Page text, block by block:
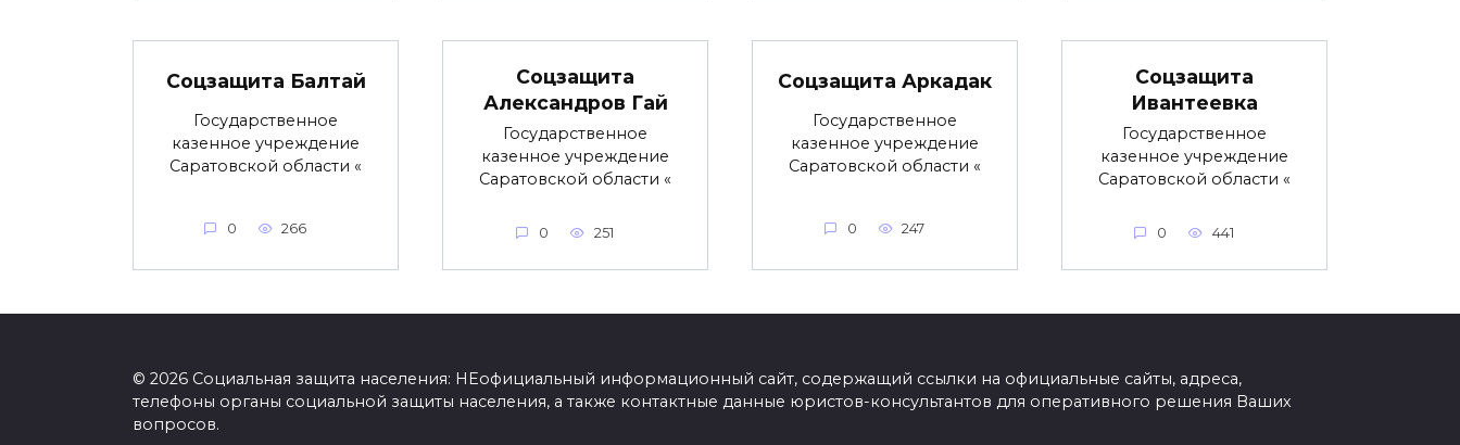
Соцзащита Балтай
Государственное
казенное учреждение
Саратовской области «
0 266
Соцзащита
Александров Гай
Государственное
казенное учреждение
Саратовской области «
0 251
Соцзащита Аркадак
Государственное
казенное учреждение
Саратовской области «
0 247
Соцзащита
Ивантеевка
Государственное
казенное учреждение
Саратовской области «
0 441
© 2026 Социальная защита населения: НЕофициальный информационный сайт, содержащий ссылки на официальные сайты, адреса,
телефоны органы социальной защиты населения, а также контактные данные юристов-консультантов для оперативного решения Ваших
вопросов.